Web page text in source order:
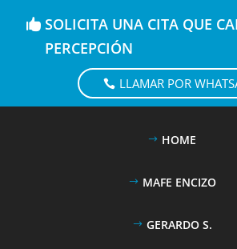
SOLICITA UNA CITA QUE
PERCEPCIÓN
LLAMAR POR
HOME
MAFE ENCIZO
GERARDO S.